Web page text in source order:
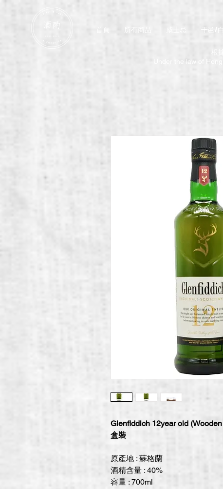
所有商品 干邑/
根
Under the law of
Glenfiddich 12year old
盒裝
原產地 : 蘇格蘭
酒精含量 : 40%
容量 : 700ml